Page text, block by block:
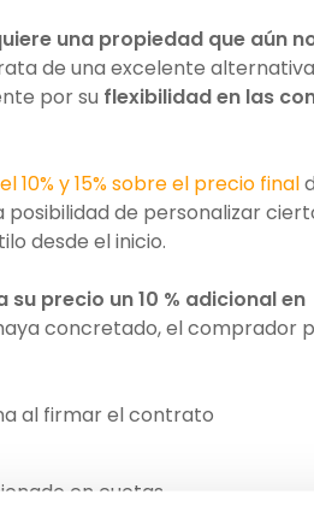
una propiedad que aún
de una excelente
por su flexibilidad en las
10% y 15% sobre el precio final
de personalizar
desde el inicio.
su precio un 10 % adicional en
concretado, el comprador
al firmar el contrato
en cuotas.